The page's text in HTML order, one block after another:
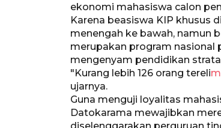
ekonomi mahasiswa calon
Karena beasiswa KIP khusus
menengah ke bawah, namun
merupakan program nasional
mengenyam pendidikan strata
"Kurang lebih 126 orang tereli
ujarnya.
Guna menguji loyalitas
Datokarama mewajibkan
diselenggarakan perguruan